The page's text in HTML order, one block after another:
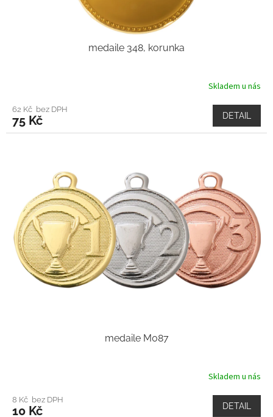
medaile 348, korunka
Skladem u nás
62 Kč bez DPH
75 Kč DETAIL
medaile M087
Skladem u nás
8 Kč bez DPH
10 Kč DETAIL